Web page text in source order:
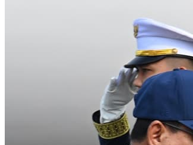
Marsinah
Jagung